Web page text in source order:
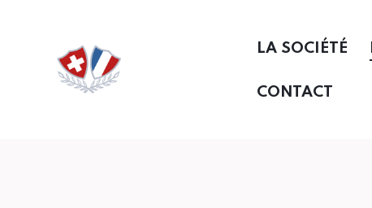
LA SOCIÉTÉ
CONTACT